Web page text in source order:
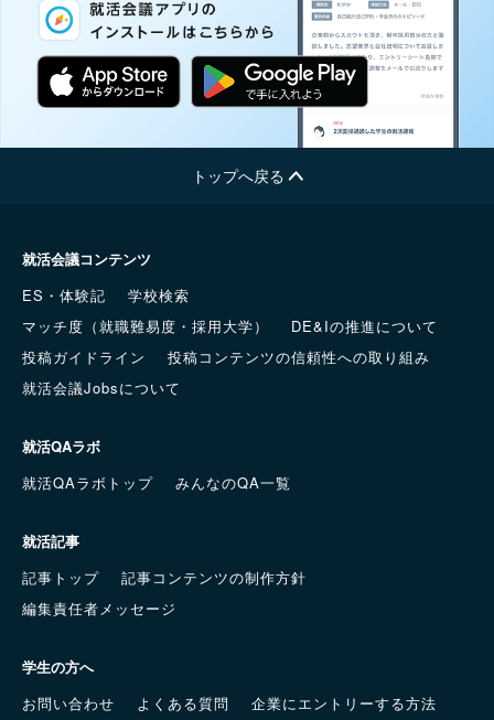
トップへ戻る
就活会議コンテンツ
ES・体験記
学校検索
マッチ度（就職難易度・採用大学）
DE&Iの推進について
投稿ガイドライン
投稿コンテンツの信頼性への取り組み
就活会議Jobsについて
就活QAラボ
就活QAラボトップ
みんなのQA一覧
就活記事
記事トップ
記事コンテンツの制作方針
編集責任者メッセージ
学生の方へ
お問い合わせ
よくある質問 企業にエントリーする方法